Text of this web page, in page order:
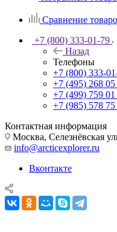
Сравнение
+7 (800) 333-01-79
Назад
Телефоны
+7 (800) 333-
+7 (495) 268 05
+7 (499) 759 01
+7 (985) 578 75
Контактная информация
Москва, Селезнёвская
info@arcticexplorer.ru
Вконтакте